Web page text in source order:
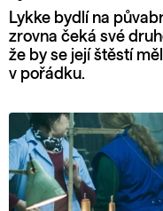
Lykke bydlí na
zrovna čeká své
že by se její štěstí
v pořádku.